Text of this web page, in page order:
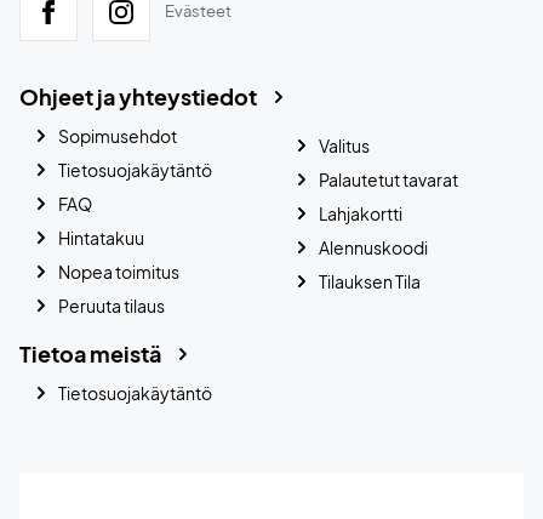
Evästeet
Ohjeet ja yhteystiedot
Sopimusehdot
Tietosuojakäytäntö
FAQ
Hintatakuu
Nopea toimitus
Peruuta tilaus
Valitus
Palautetut tavarat
Lahjakortti
Alennuskoodi
Tilauksen Tila
Tietoa meistä
Tietosuojakäytäntö